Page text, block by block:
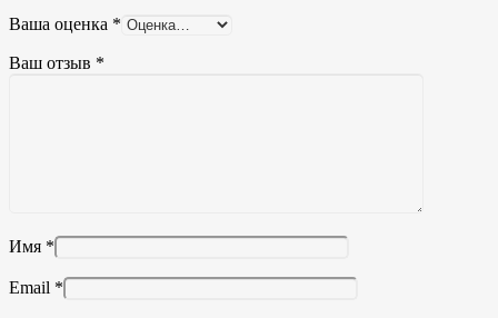
Ваша оценка *
Ваш отзыв *
Имя *
Email *